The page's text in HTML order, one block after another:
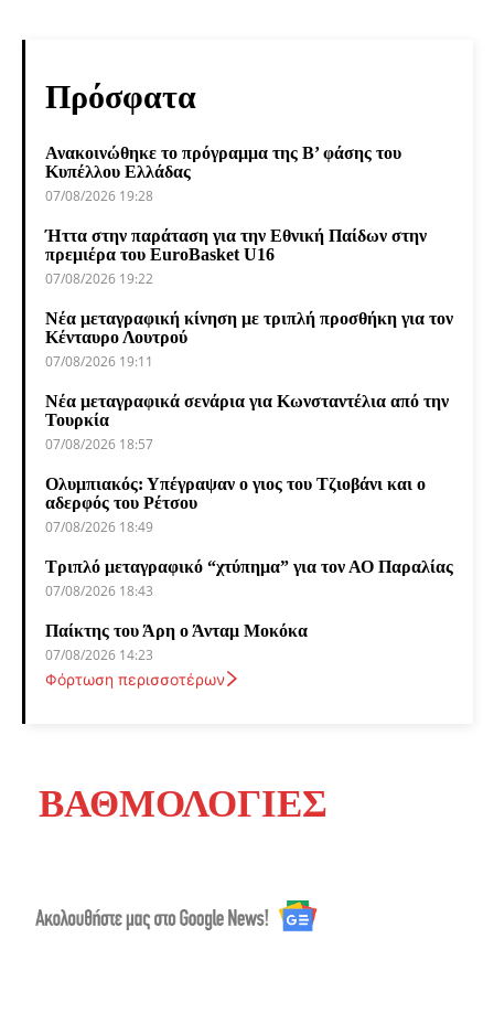
Πρόσφατα
Ανακοινώθηκε το πρόγραμμα της Β’ φάσης του
Κυπέλλου Ελλάδας
07/08/2026 19:28
Ήττα στην παράταση για την Εθνική Παίδων στην
πρεμιέρα του EuroBasket U16
07/08/2026 19:22
Νέα μεταγραφική κίνηση με τριπλή προσθήκη για τον
Κένταυρο Λουτρού
07/08/2026 19:11
Νέα μεταγραφικά σενάρια για Κωνσταντέλια από την
Τουρκία
07/08/2026 18:57
Ολυμπιακός: Υπέγραψαν ο γιος του Τζιοβάνι και ο
αδερφός του Ρέτσου
07/08/2026 18:49
Τριπλό μεταγραφικό “χτύπημα” για τον ΑΟ Παραλίας
07/08/2026 18:43
Παίκτης του Άρη ο Άνταμ Μοκόκα
07/08/2026 14:23
Φόρτωση περισσοτέρων
ΒΑΘΜΟΛΟΓΙΕΣ